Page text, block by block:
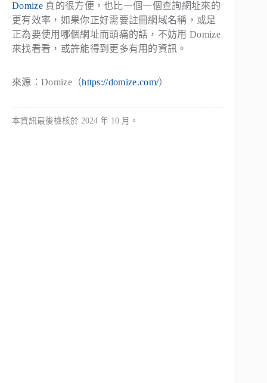
Domize真的很方便，也比一個一個查詢網址來的
更有效率，如果你正好需要註冊網域名稱，或是
正為要使用哪個網址而頭痛的話，不妨用 Domize
來找看看，或許能得到更多有用的資訊。
來源：Domize（https://domize.com/）
本資訊最後檢核於 2024 年 10 月。